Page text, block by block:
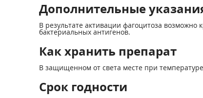
Дополнительные
В результате активации фагоцитоза
бактериальных антигенов.
Как хранить препарат
В защищенном от света месте при
Срок годности